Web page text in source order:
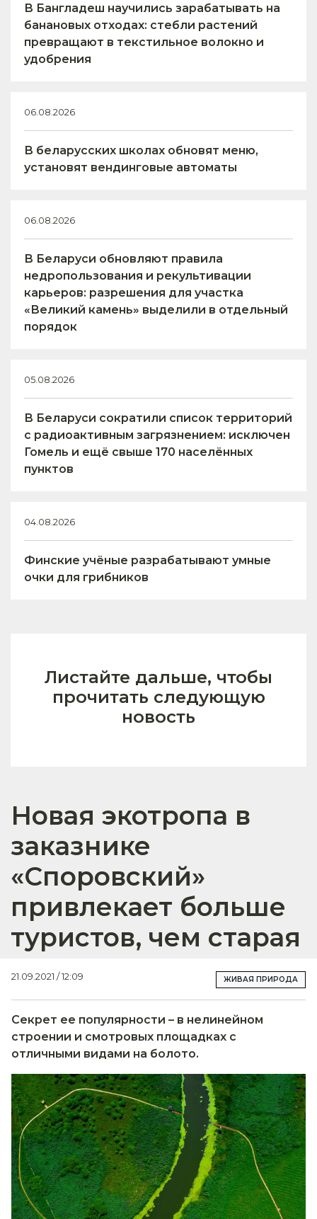
В Бангладеш научились зарабатывать на
банановых отходах: стебли растений
превращают в текстильное волокно и
удобрения
06.08.2026
В беларусских школах обновят меню,
установят вендинговые автоматы
06.08.2026
В Беларуси обновляют правила
недропользования и рекультивации
карьеров: разрешения для участка
«Великий камень» выделили в отдельный
порядок
05.08.2026
В Беларуси сократили список территорий
с радиоактивным загрязнением: исключен
Гомель и ещё свыше 170 населённых
пунктов
04.08.2026
Финские учёные разрабатывают умные
очки для грибников
Листайте дальше, чтобы
прочитать следующую
новость
Новая экотропа в
заказнике
«Споровский»
привлекает больше
туристов, чем старая
21.09.2021 / 12:09 ЖИВАЯ ПРИРОДА
Секрет ее популярности – в нелинейном
строении и смотровых площадках с
отличными видами на болото.